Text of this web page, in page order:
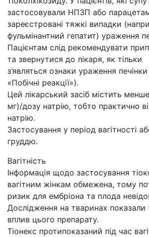
застосовували НПЗП або
зареєстровані тяжкі випадки
фульмінантний гепатит) ураження
Пацієнтам слід рекомендувати
та звернутися до лікаря, як тільки
з’являться ознаки ураження
«Побічні реакції»).
Цей лікарський засіб містить
мг)/дозу натрію, тобто практично
натрію.
Застосування у період вагітності
груддю.
Вагітність
Інформація щодо застосування
вагітним жінкам обмежена, тому
ризик для ембріона та плода
Дослідження на тваринах показали
вплив цього препарату.
Тіонекс протипоказаний під час